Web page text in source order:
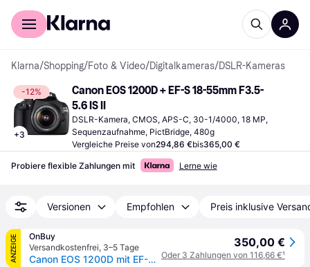
Für Shopper
Klarna/Shopping/Foto & Video/Digitalkameras/DSLR-Kameras
-12%
+3
Canon EOS 1200D + EF-S 18-55mm F3.5-
5.6 IS II
DSLR-Kamera, CMOS, APS-C, 30-1/4000, 18 MP,
Sequenzaufnahme, PictBridge, 480g
Vergleiche Preise von294,86 €bis365,00 €
Probiere flexible Zahlungen mit Lerne wie
Versionen Empfohlen Preis inklusive
ANZEIGE
OnBuy
Versandkostenfrei, 3–5 Tage
Canon EOS 1200D mit EF-S 18-55mm f/3,5-5,6
350,00 €
Oder 3 Zahlungen von 116,66 €¹